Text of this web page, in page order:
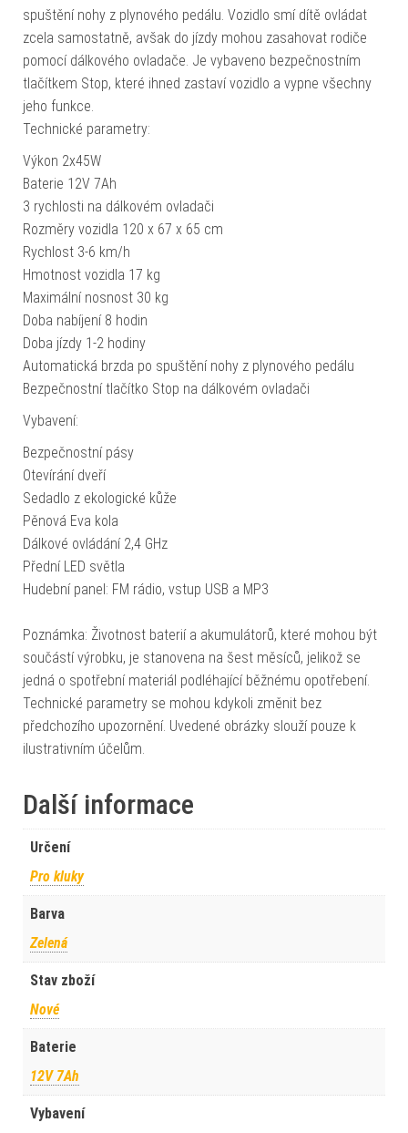
spuštění nohy z plynového pedálu. Vozidlo smí dítě ovládat
zcela samostatně, avšak do jízdy mohou zasahovat rodiče
pomocí dálkového ovladače. Je vybaveno bezpečnostním
tlačítkem Stop, které ihned zastaví vozidlo a vypne všechny
jeho funkce.
Technické parametry:
Výkon 2x45W
Baterie 12V 7Ah
3 rychlosti na dálkovém ovladači
Rozměry vozidla 120 x 67 x 65 cm
Rychlost 3-6 km/h
Hmotnost vozidla 17 kg
Maximální nosnost 30 kg
Doba nabíjení 8 hodin
Doba jízdy 1-2 hodiny
Automatická brzda po spuštění nohy z plynového pedálu
Bezpečnostní tlačítko Stop na dálkovém ovladači
Vybavení:
Bezpečnostní pásy
Otevírání dveří
Sedadlo z ekologické kůže
Pěnová Eva kola
Dálkové ovládání 2,4 GHz
Přední LED světla
Hudební panel: FM rádio, vstup USB a MP3
Poznámka: Životnost baterií a akumulátorů, které mohou být
součástí výrobku, je stanovena na šest měsíců, jelikož se
jedná o spotřební materiál podléhající běžnému opotřebení.
Technické parametry se mohou kdykoli změnit bez
předchozího upozornění. Uvedené obrázky slouží pouze k
ilustrativním účelům.
Další informace
Určení
Pro kluky
Barva
Zelená
Stav zboží
Nové
Baterie
12V 7Ah
Vybavení